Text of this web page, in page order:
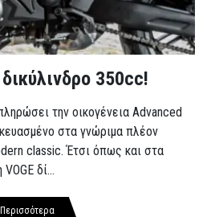
350cc!
την οικογένεια Advanced
στα γνώριμα πλέον
classic. Έτσι όπως και στα
δί...
Περισσότερα